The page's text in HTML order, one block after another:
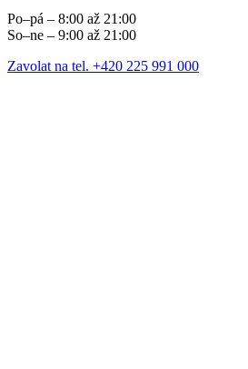
Po–pá – 8:00 až 21:00
So–ne – 9:00 až 21:00
Zavolat na tel. +420 225 991 000